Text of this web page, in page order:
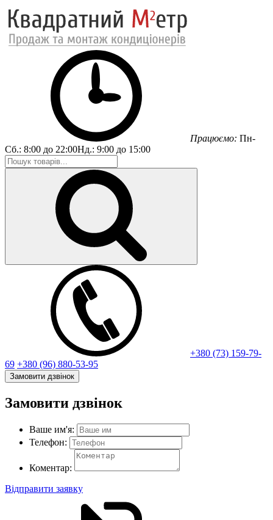
Працюємо: Пн-
Сб.: 8:00 до 22:00Нд.: 9:00 до 15:00
+380 (73) 159-79-
69 +380 (96) 880-53-95
Замовити дзвінок
Замовити дзвінок
Ваше им'я:
Телефон:
Коментар:
Відправити заявку